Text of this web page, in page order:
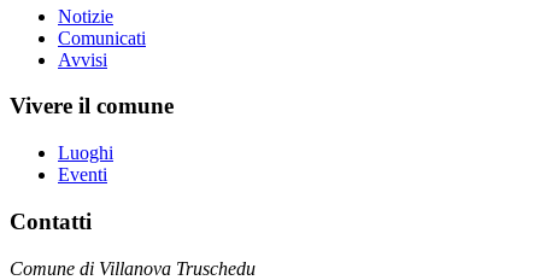
Notizie
Comunicati
Avvisi
Vivere il comune
Luoghi
Eventi
Contatti
Comune di Villanova Truschedu